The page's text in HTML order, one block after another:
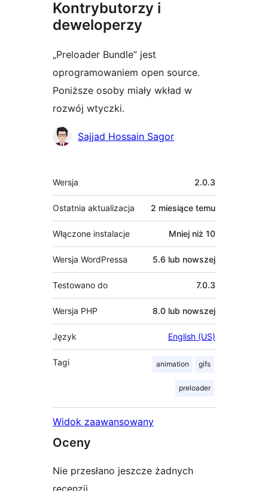
Kontrybutorzy i
deweloperzy
„Preloader Bundle” jest
oprogramowaniem open source.
Poniższe osoby miały wkład w
rozwój wtyczki.
Zaangażowani
Sajjad Hossain Sagor
Meta
Wersja 2.0.3
Ostatnia aktualizacja 2 miesiące temu
Włączone instalacje Mniej niż 10
Wersja WordPressa 5.6 lub nowszej
Testowano do 7.0.3
Wersja PHP 8.0 lub nowszej
Język English (US)
Tagi animation gifs
preloader
Widok zaawansowany
Oceny
Nie przesłano jeszcze żadnych